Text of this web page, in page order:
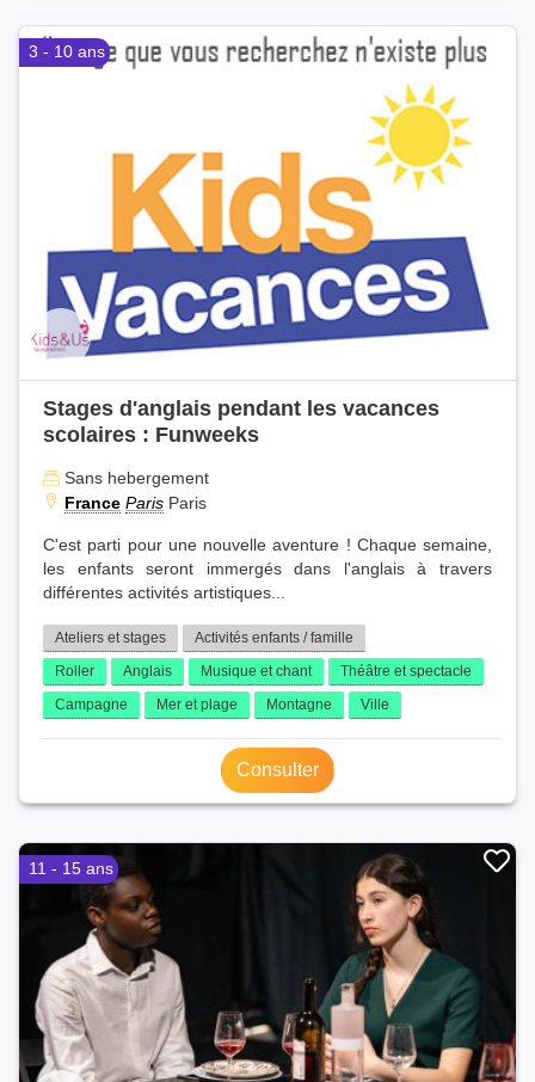
3 - 10 ans
Stages d'anglais pendant les vacances
scolaires : Funweeks
Sans hebergement
France Paris Paris
C'est parti pour une nouvelle aventure ! Chaque semaine,
les enfants seront immergés dans l'anglais à travers
différentes activités artistiques...
Ateliers et stages
Activités enfants / famille
Roller
Anglais Musique et chant
Théâtre et spectacle
Campagne
Mer et plage Montagne Ville
Consulter
11 - 15 ans